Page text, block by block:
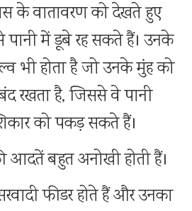
के वातावरण को देखते हुए
में डूबे रह सकते हैं। उनके
भी होता है जो उनके मुंह को
रखता है, जिससे वे पानी
को पकड़ सकते हैं।
आदतें बहुत अनोखी होती हैं।
फीडर होते हैं और उनका